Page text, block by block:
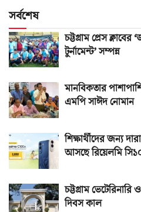
সর্বশেষ
চট্টগ্রাম প্রেস
টুর্নামেন্ট’ সম্পন্ন
মানবিকতার
এমপি সাঈদ নোমান
শিক্ষার্থীদের জন্য
আসছে রিয়েলমি
চট্টগ্রাম ভেটেরিনারি
দিবস কাল